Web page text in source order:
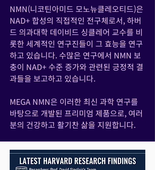
NMN(니코틴아미드 모노뉴클레오티드)은
NAD+ 합성의 직접적인 전구체로서, 하버
드 의과대학 데이비드 싱클레어 교수를 비
롯한 세계적인 연구진들이 그 효능을 연구
하고 있습니다. 수많은 연구에서 NMN 보
충이 NAD+ 수준 증가와 관련된 긍정적 결
과들을 보고하고 있습니다.
MEGA NMN은 이러한 최신 과학 연구를
바탕으로 개발된 프리미엄 제품으로, 여러
분의 건강하고 활기찬 삶을 지원합니다.